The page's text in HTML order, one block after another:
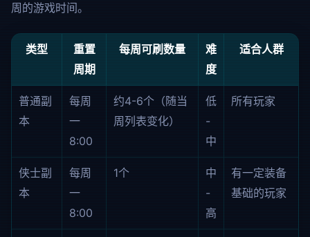
周的游戏时间。
类型
重置
周期
每周可刷数量
难
度
适合人群
普通副
本
每周
一
8:00
约4-6个（随当
周列表变化）
低
-
中
所有玩家
侠士副
本
每周
一
8:00
1个
中
-
高
有一定装备
基础的玩家